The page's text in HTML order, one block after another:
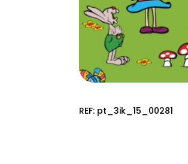
REF: pt_3ik_15_00281